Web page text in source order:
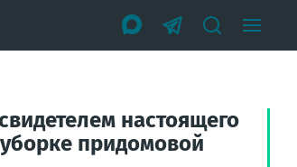
настоящего
придомовой